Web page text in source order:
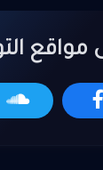
مواقع